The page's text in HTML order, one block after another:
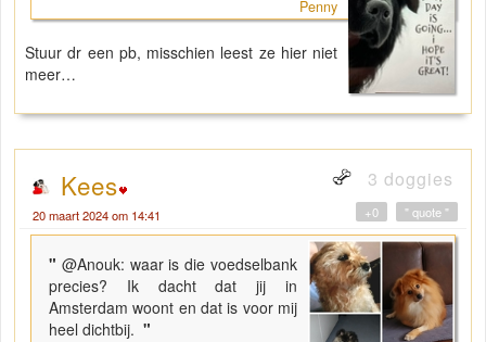
Penny
Stuur dr een pb, misschien leest ze hier niet
meer…
Kees 3 doggies
20 maart 2024 om 14:41 " quote "
+0
" @Anouk: waar is die voedselbank
precies? Ik dacht dat jij in
Amsterdam woont en dat is voor mij
heel dichtbij. "